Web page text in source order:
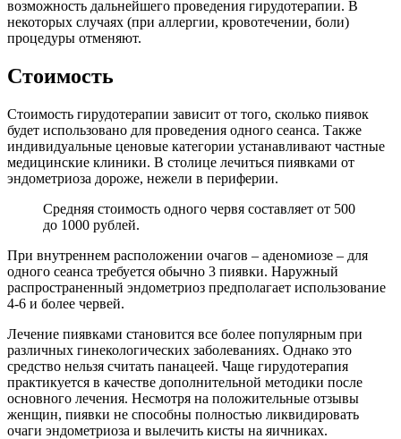
возможность дальнейшего проведения гирудотерапии. В
некоторых случаях (при аллергии, кровотечении, боли)
процедуры отменяют.
Стоимость
Стоимость гирудотерапии зависит от того, сколько пиявок
будет использовано для проведения одного сеанса. Также
индивидуальные ценовые категории устанавливают частные
медицинские клиники. В столице лечиться пиявками от
эндометриоза дороже, нежели в периферии.
Средняя стоимость одного червя составляет от 500
до 1000 рублей.
При внутреннем расположении очагов – аденомиозе – для
одного сеанса требуется обычно 3 пиявки. Наружный
распространенный эндометриоз предполагает использование
4-6 и более червей.
Лечение пиявками становится все более популярным при
различных гинекологических заболеваниях. Однако это
средство нельзя считать панацеей. Чаще гирудотерапия
практикуется в качестве дополнительной методики после
основного лечения. Несмотря на положительные отзывы
женщин, пиявки не способны полностью ликвидировать
очаги эндометриоза и вылечить кисты на яичниках.